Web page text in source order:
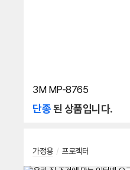
3M MP-8765
단종된 상품입니다.
가정용 / 프로젝터